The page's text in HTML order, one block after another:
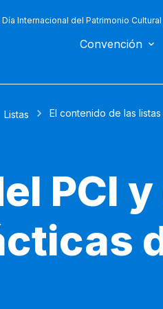
Día Internacional del Patrimonio
Convención
Listas El contenido de las listas
PCI